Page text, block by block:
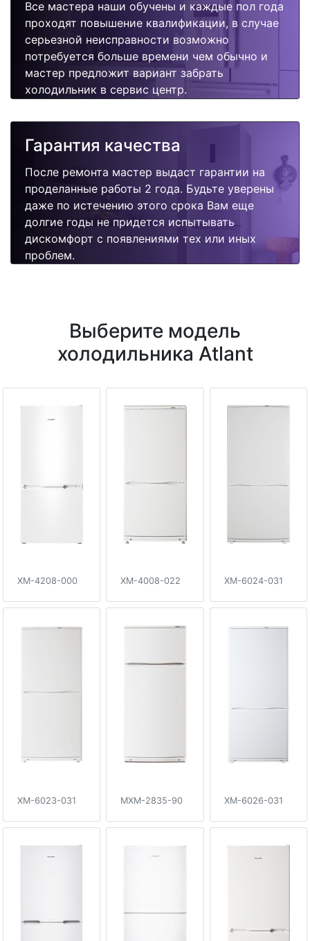
Все мастера наши обучены и каждые пол года
проходят повышение квалификации, в случае
серьезной неисправности возможно
потребуется больше времени чем обычно и
мастер предложит вариант забрать
холодильник в сервис центр.
Гарантия качества
После ремонта мастер выдаст гарантии на
проделанные работы 2 года. Будьте уверены
даже по истечению этого срока Вам еще
долгие годы не придется испытывать
дискомфорт с появлениями тех или иных
проблем.
Выберите модель
холодильника Atlant
XM-4208-000 XM-4008-022 XM-6024-031
XM-6023-031 MXM-2835-90 XM-6026-031